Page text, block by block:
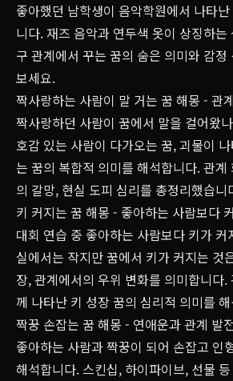
좋아했던 남학생이 음악학원에서 나타
니다. 재즈 음악과 연두색 옷이 상징하는
구 관계에서 꾸는 꿈의 숨은 의미와 감
보세요.
짝사랑하는 사람이 말 거는 꿈 해몽 - 관
짝사랑하던 사람이 꿈에서 말을 걸어왔
호감 있는 사람이 다가오는 꿈, 괴물이
는 꿈의 복합적 의미를 해석합니다. 관계
의 갈망, 현실 도피 심리를 총정리했습니
키 커지는 꿈 해몽 - 좋아하는 사람보다
대회 연습 중 좋아하는 사람보다 키가 커
실에서는 작지만 꿈에서 키가 커지는 것
장, 관계에서의 우위 변화를 의미합니다
께 나타난 키 성장 꿈의 심리적 의미를
짝꿍 손잡는 꿈 해몽 - 연애운과 관계 발
좋아하는 사람과 짝꿍이 되어 손잡고 인
해석합니다. 스킨십, 하이파이브, 선물